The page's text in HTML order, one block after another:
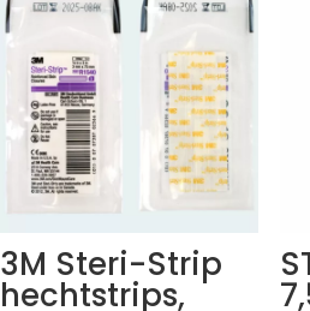
3M Steri-Strip
hechtstrips,